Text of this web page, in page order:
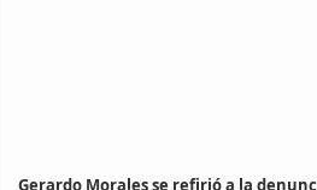
Gerardo Morales se refirió a la